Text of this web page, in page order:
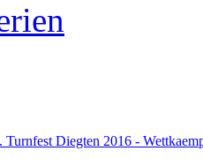
Turnfest Diegten 2016 -